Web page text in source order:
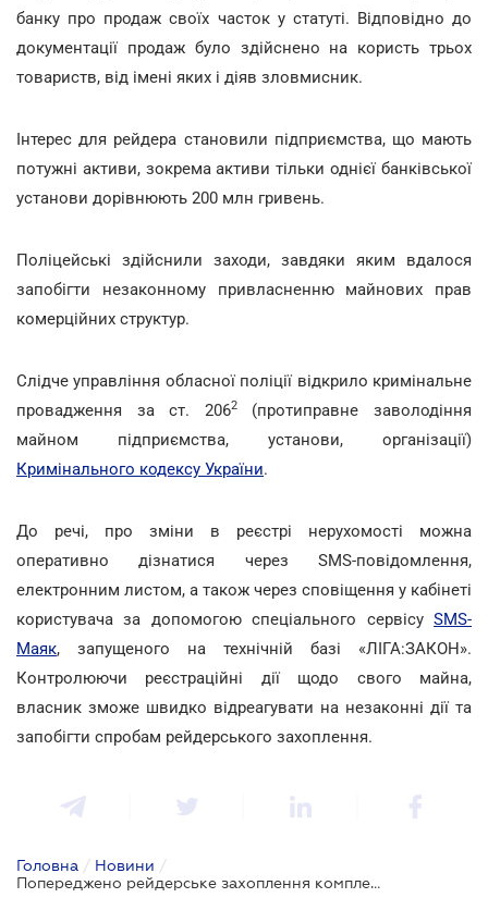
банку про продаж своїх часток у статуті. Відповідно до
документації продаж було здійснено на користь трьох
товариств, від імені яких і діяв зловмисник.
Інтерес для рейдера становили підприємства, що мають
потужні активи, зокрема активи тільки однієї банківської
установи дорівнюють 200 млн гривень.
Поліцейські здійснили заходи, завдяки яким вдалося
запобігти незаконному привласненню майнових прав
комерційних структур.
Слідче управління обласної поліції відкрило кримінальне
провадження за ст. 2062(протиправне заволодіння
майном підприємства, установи, організації)
Кримінального кодексу України.
До речі, про зміни в реєстрі нерухомості можна
оперативно дізнатися через SMS-повідомлення,
електронним листом, а також через сповіщення у кабінеті
користувача за допомогою спеціального сервісу SMS-
Маяк, запущеного на технічній базі «ЛІГА:ЗАКОН».
Контролюючи реєстраційні дії щодо свого майна,
власник зможе швидко відреагувати на незаконні дії та
запобігти спробам рейдерського захоплення.
Головна / Новини /
Попереджено рейдерське захоплення комплексу активів у Дніпропетровській області